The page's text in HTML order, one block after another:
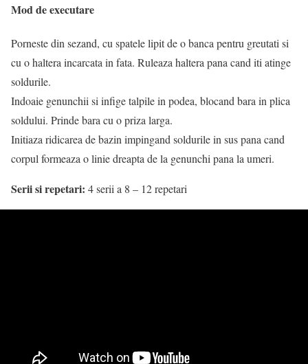
Mod de executare
Porneste din sezand, cu spatele lipit de o banca pentru greutati si
cu o haltera incarcata in fata. Ruleaza haltera pana cand iti atinge
soldurile.
Indoaie genunchii si infige talpile in podea, blocand bara in plica
soldului. Prinde bara cu o priza larga.
Initiaza ridicarea de bazin impingand soldurile in sus pana cand
corpul formeaza o linie dreapta de la genunchi pana la umeri.
Serii si repetari: 4 serii a 8 – 12 repetari